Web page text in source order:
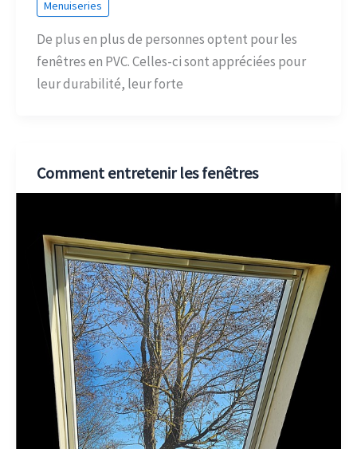
Menuiseries
De plus en plus de personnes optent pour les
fenêtres en PVC. Celles-ci sont appréciées pour
leur durabilité, leur forte
Comment entretenir les fenêtres